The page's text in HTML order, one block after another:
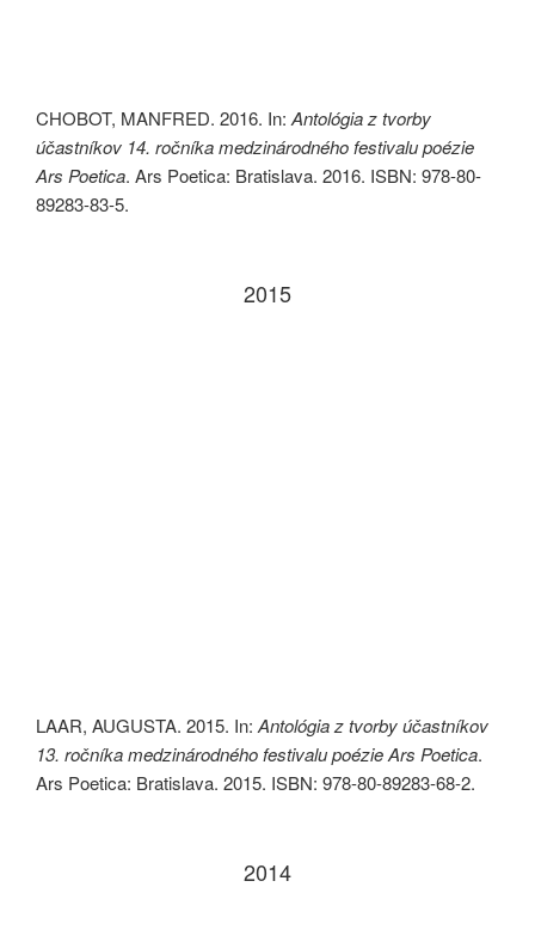
CHOBOT, MANFRED. 2016. In: Antológia z tvorby
účastníkov 14. ročníka medzinárodného festivalu poézie
Ars Poetica. Ars Poetica: Bratislava. 2016. ISBN: 978-80-
89283-83-5.
2015
LAAR, AUGUSTA. 2015. In: Antológia z tvorby účastníkov
13. ročníka medzinárodného festivalu poézie Ars Poetica.
Ars Poetica: Bratislava. 2015. ISBN: 978-80-89283-68-2.
2014